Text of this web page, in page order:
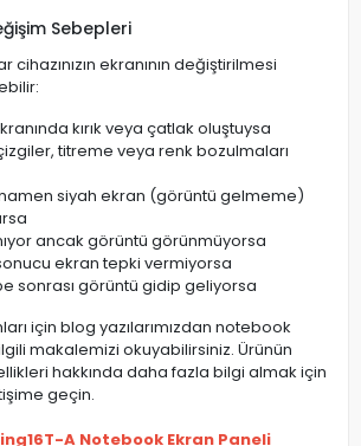
Sebepleri
cihazınızın ekranının değiştirilmesi
kırık veya çatlak oluştuysa
titreme veya renk bozulmaları
siyah ekran (görüntü gelmeme)
ancak görüntü görünmüyorsa
sonucu ekran tepki vermiyorsa
sonrası görüntü gidip geliyorsa
için blog yazılarımızdan notebook
makalemizi okuyabilirsiniz. Ürünün
hakkında daha fazla bilgi almak için
geçin.
A Notebook Ekran Paneli